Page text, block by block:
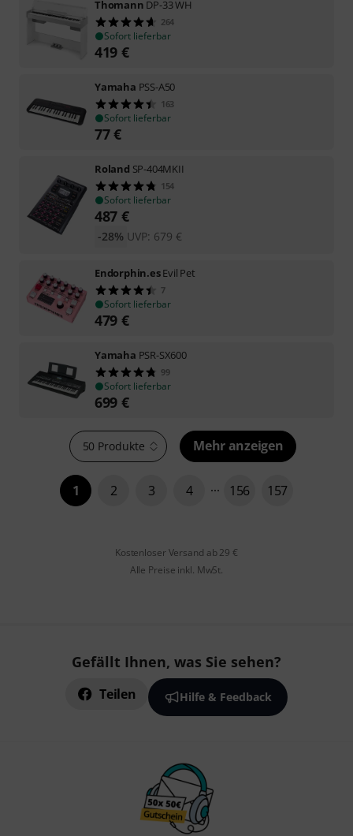
Thomann DP-33 WH
264
Sofort lieferbar
419 €
Yamaha PSS-A50
163
Sofort lieferbar
77€
Roland SP-404MKII
154
Sofort lieferbar
487 €
UVP: 679 €
-28%
Endorphin.esEvil Pet
7
Sofort lieferbar
479 €
Yamaha PSR-SX600
99
Sofort lieferbar
699 €
50 Produkte Mehr anzeigen
1 2 3 4 156 157
Kostenloser Versand ab 29 €
Alle Preise inkl. MwSt.
Gefällt Ihnen, was Sie sehen?
Teilen Hilfe & Feedback